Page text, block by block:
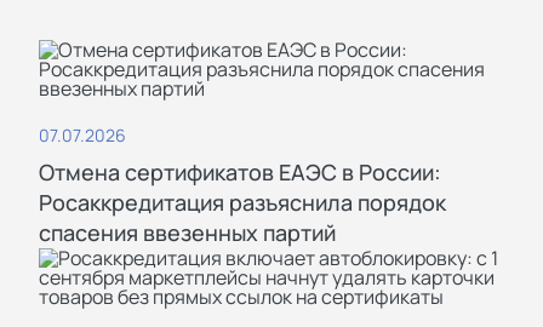
испытания продукции;
регистрируем разрешения в
реестре;
отправляем заявителю готовые
документы с помощью курьера.
07.07.2026
Отмена сертификатов ЕАЭС в России:
Росаккредитация разъяснила порядок
спасения ввезенных партий